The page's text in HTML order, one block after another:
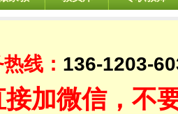
线： 136-1203-
接加微信，不